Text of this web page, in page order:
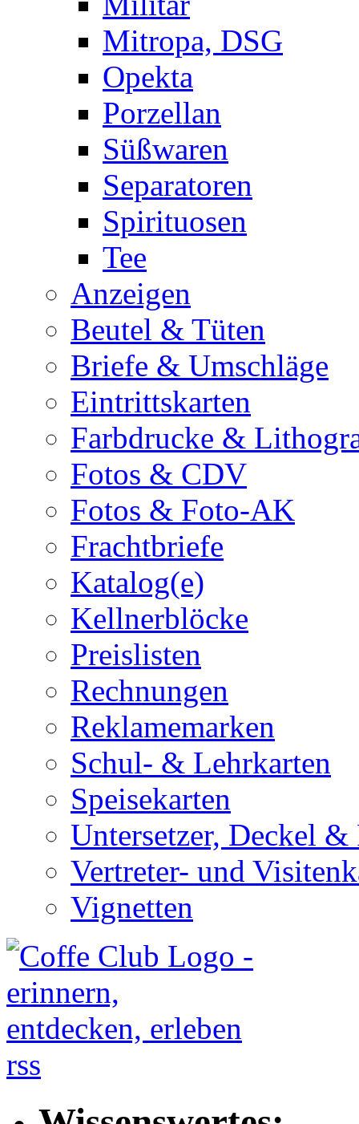
Mitropa, DSG
Opekta
Porzellan
Süßwaren
Separatoren
Spirituosen
Tee
Anzeigen
Beutel & Tüten
Briefe & Umschläge
Eintrittskarten
Farbdrucke &
Fotos & CDV
Fotos & Foto-AK
Frachtbriefe
Katalog(e)
Kellnerblöcke
Preislisten
Rechnungen
Reklamemarken
Schul- & Lehrkarten
Speisekarten
Untersetzer, Deckel &
Vertreter- und
Vignetten
rss